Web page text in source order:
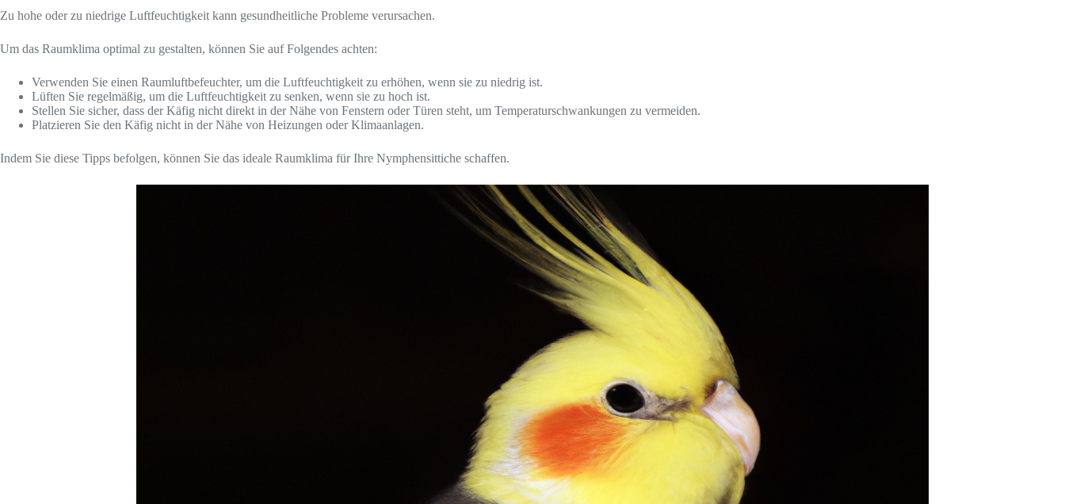
Zu hohe oder zu niedrige Luftfeuchtigkeit kann gesundheitliche Probleme verursachen.
Um das Raumklima optimal zu gestalten, können Sie auf Folgendes achten:
Verwenden Sie einen Raumluftbefeuchter, um die Luftfeuchtigkeit zu erhöhen, wenn sie zu niedrig ist.
Lüften Sie regelmäßig, um die Luftfeuchtigkeit zu senken, wenn sie zu hoch ist.
Stellen Sie sicher, dass der Käfig nicht direkt in der Nähe von Fenstern oder Türen steht, um Temperaturschwankungen zu vermeiden.
Platzieren Sie den Käfig nicht in der Nähe von Heizungen oder Klimaanlagen.
Indem Sie diese Tipps befolgen, können Sie das ideale Raumklima für Ihre Nymphensittiche schaffen.